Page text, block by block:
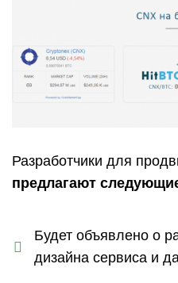
Разработчики для
предлагают
Будет объявлено о
дизайна сервиса и